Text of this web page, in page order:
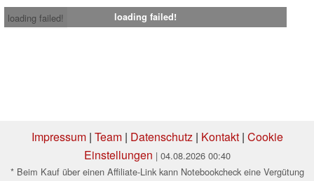
loading failed!
loading failed!
Impressum| Team| Datenschutz | Kontakt| Cookie
Einstellungen | 04.08.2026 00:40
* Beim Kauf über einen Affiliate-Link kann Notebookcheck eine Vergütung